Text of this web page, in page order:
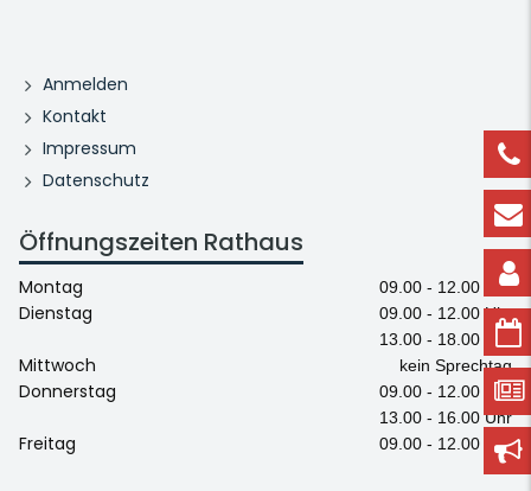
Anmelden
Kontakt
Impressum
Datenschutz
Öffnungszeiten Rathaus
Montag 09.00 - 12.00 Uhr
Dienstag
09.00 - 12.00 Uhr
13.00 - 18.00 Uhr
Mittwoch kein Sprechtag
Donnerstag
09.00 - 12.00 Uhr
13.00 - 16.00 Uhr
Freitag 09.00 - 12.00 Uhr